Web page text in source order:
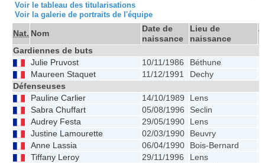
Voir le tableau des titularisations
Voir la galerie de portraits de l'équipe
Nat. Nom
Date de
naissance
Lieu de
naissance
Gardiennes de buts
Julie Pruvost
10/11/1986
Béthune
Maureen Staquet
11/12/1991
Dechy
Défenseuses
Pauline Carlier
14/10/1989
Lens
Sabra Chuffart
05/08/1996
Seclin
Audrey Festa
29/05/1990
Lens
Justine Lamourette
02/03/1990
Beuvry
Anne Lassia
06/04/1990 Bois-Bernard
Tiffany Leroy
29/11/1996
Lens